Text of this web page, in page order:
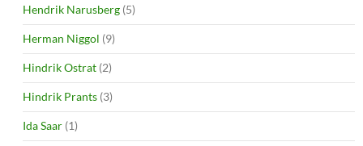
Hendrik Narusberg (5)
Herman Niggol (9)
Hindrik Ostrat (2)
Hindrik Prants (3)
Ida Saar (1)